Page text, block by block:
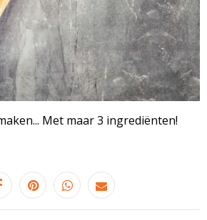
Met maar 3 ingrediënten!